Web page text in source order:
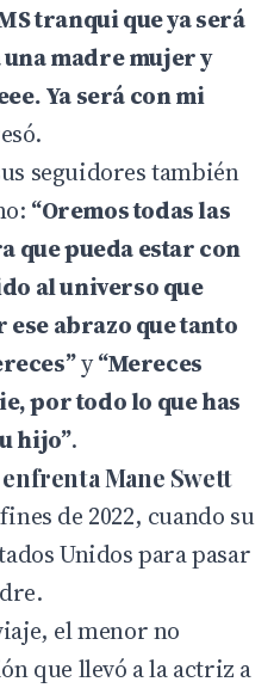
tranqui que ya será
madre mujer y
Ya será con mi
seguidores también
“Oremos todas las
que pueda estar con
al universo que
abrazo que tanto
y“Mereces
por todo lo que has
hijo”.
Mane Swett
de 2022, cuando su
Unidos para pasar
el menor no
que llevó a la actriz a